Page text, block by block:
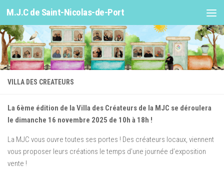
Skip to content
M.J.C de Saint-Nicolas-de-Port
VILLA DES CREATEURS
La 6ème édition de la Villa des Créateurs de la MJC se déroulera
le dimanche 16 novembre 2025 de 10h à 18h !
La MJC vous ouvre toutes ses portes ! Des créateurs locaux, viennent
vous proposer leurs créations le temps d’une journée d’exposition
vente !